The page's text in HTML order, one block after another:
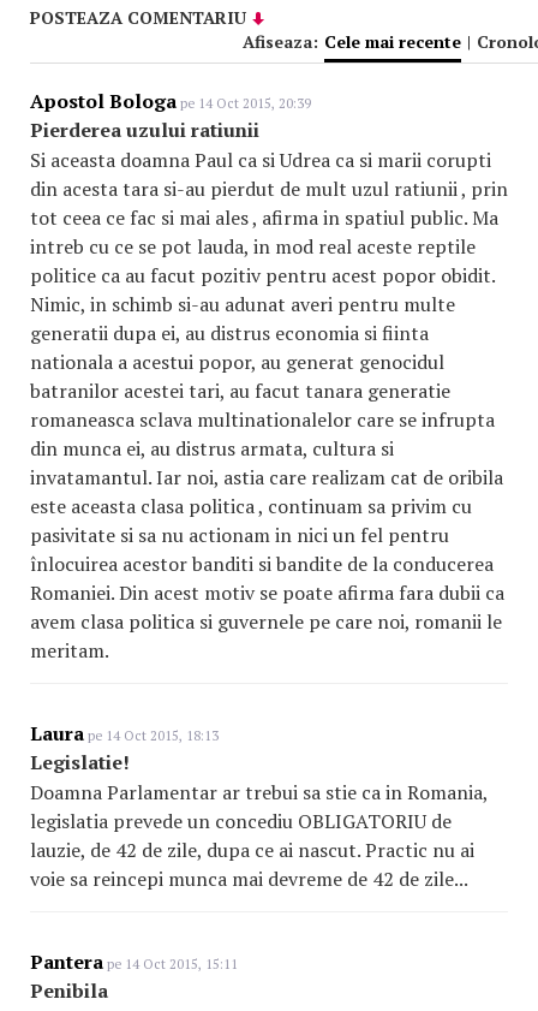
POSTEAZA COMENTARIU
Afiseaza: Cele mai recente |
Apostol Bologa pe 14 Oct 2015, 20:39
Pierderea uzului ratiunii
Si aceasta doamna Paul ca si Udrea ca si marii corupti
din acesta tara si-au pierdut de mult uzul ratiunii , prin
tot ceea ce fac si mai ales , afirma in spatiul public. Ma
intreb cu ce se pot lauda, in mod real aceste reptile
politice ca au facut pozitiv pentru acest popor obidit.
Nimic, in schimb si-au adunat averi pentru multe
generatii dupa ei, au distrus economia si fiinta
nationala a acestui popor, au generat genocidul
batranilor acestei tari, au facut tanara generatie
romaneasca sclava multinationalelor care se infrupta
din munca ei, au distrus armata, cultura si
invatamantul. Iar noi, astia care realizam cat de oribila
este aceasta clasa politica , continuam sa privim cu
pasivitate si sa nu actionam in nici un fel pentru
înlocuirea acestor banditi si bandite de la conducerea
Romaniei. Din acest motiv se poate afirma fara dubii ca
avem clasa politica si guvernele pe care noi, romanii le
meritam.
Laura pe 14 Oct 2015, 18:13
Legislatie!
Doamna Parlamentar ar trebui sa stie ca in Romania,
legislatia prevede un concediu OBLIGATORIU de
lauzie, de 42 de zile, dupa ce ai nascut. Practic nu ai
voie sa reincepi munca mai devreme de 42 de zile...
Pantera pe 14 Oct 2015, 15:11
Penibila